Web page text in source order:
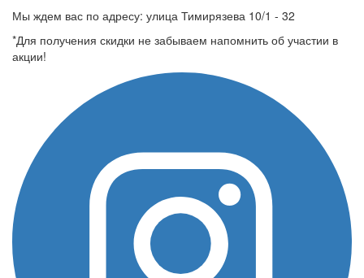
Мы ждем вас по адресу: улица Тимирязева 10/1 - 32
*Для получения скидки не забываем напомнить об участии в
акции!